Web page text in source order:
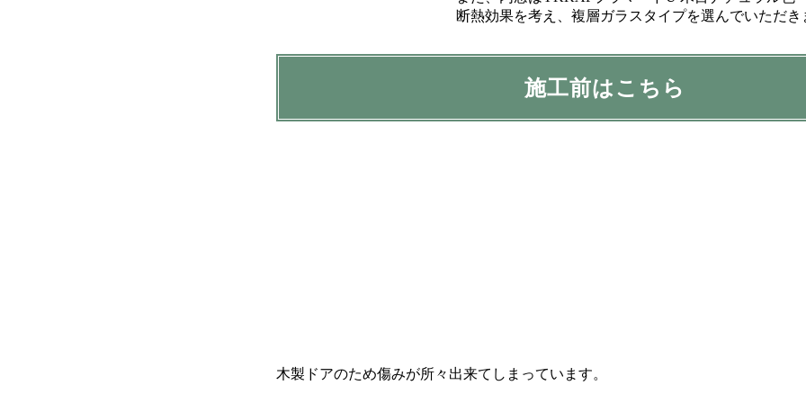
断熱効果を考え、複層ガラスタイプを選んでいただき
施工前はこちら
木製ドアのため傷みが所々出来てしまっています。